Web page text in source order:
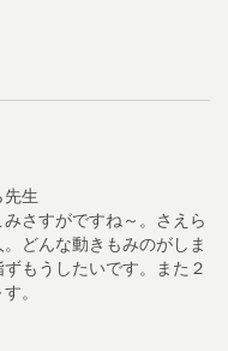
生
さすがですね～。さえら
どんな動きもみのがしま
もうしたいです。また２
。